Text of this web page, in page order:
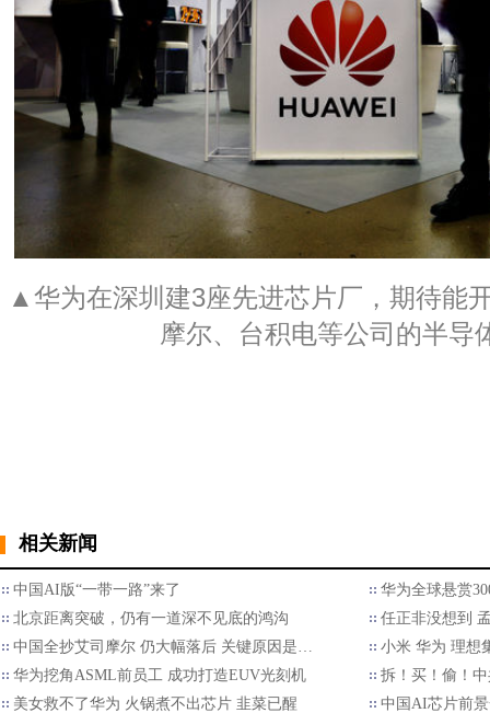
▲华为在深圳建3座先进芯片厂，期待能
摩尔、台积电等公司的半导
相关新闻
中国AI版“一带一路”来了
华为全球悬赏
北京距离突破，仍有一道深不见底的鸿沟
任正非没想到
中国全抄艾司摩尔 仍大幅落后 关键原因是…
小米 华为 理想
华为挖角ASML前员工 成功打造EUV光刻机
拆！买！偷！
美女救不了华为 火锅煮不出芯片 韭菜已醒
中国AI芯片前